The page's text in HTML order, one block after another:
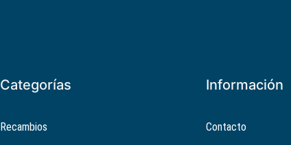
Categorías
Recambios
Información
Contacto